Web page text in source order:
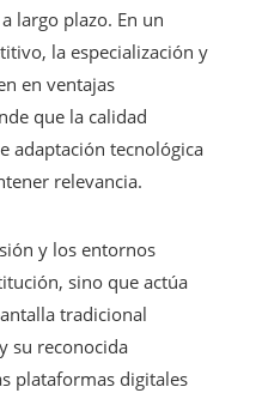
largo plazo. En un
la especialización y
en ventajas
que la calidad
adaptación tecnológica
relevancia.
y los entornos
sino que actúa
tradicional
su reconocida
plataformas digitales